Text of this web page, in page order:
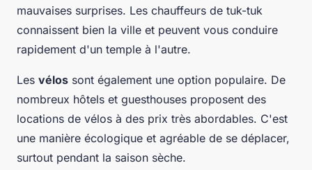
mauvaises surprises. Les chauffeurs de tuk-tuk
connaissent bien la ville et peuvent vous conduire
rapidement d'un temple à l'autre.
Les vélos sont également une option populaire. De
nombreux hôtels et guesthouses proposent des
locations de vélos à des prix très abordables. C'est
une manière écologique et agréable de se déplacer,
surtout pendant la saison sèche.